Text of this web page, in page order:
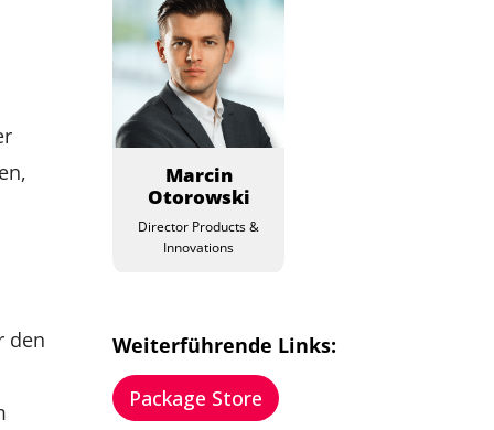
den
Marcin
Otorowski
Director Products &
Innovations
Weiterführende Links:
Package Store